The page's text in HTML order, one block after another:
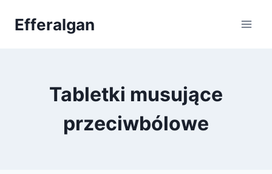
Efferalgan
Tabletki musujące
przeciwbólowe